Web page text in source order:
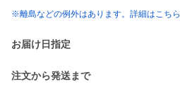
※離島などの例外はあります。詳細はこちら
お届け日指定
注文から発送まで